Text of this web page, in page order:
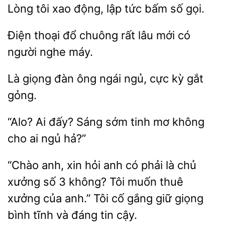
tôi xao lập bấm số gọi.
Điện
chuông rất lâu mới có
người
máy.
Là
ông ngái ngủ, cực kỳ
gỏng.
Ai đấy? Sáng
tinh mơ không
cho ai ngủ
“Chào anh, xin
anh có phải là chủ
xưởng
3 không? Tôi muốn thuê
xưởng của anh.” Tôi cố
giữ giọng
bình tĩnh và đáng tin cậy.